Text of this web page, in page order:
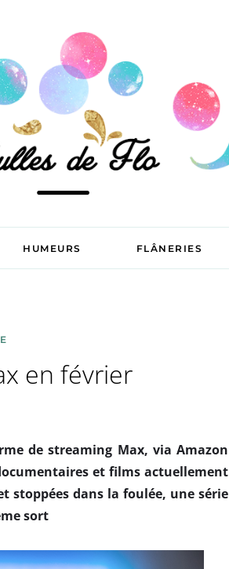
HUMEURS FLÂNERIES
en février
de streaming Max, via Amazon
et films actuellement
stoppées dans la foulée, une série
sort